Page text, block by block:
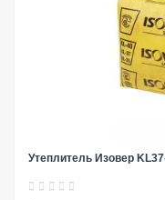
Утеплитель Изовер